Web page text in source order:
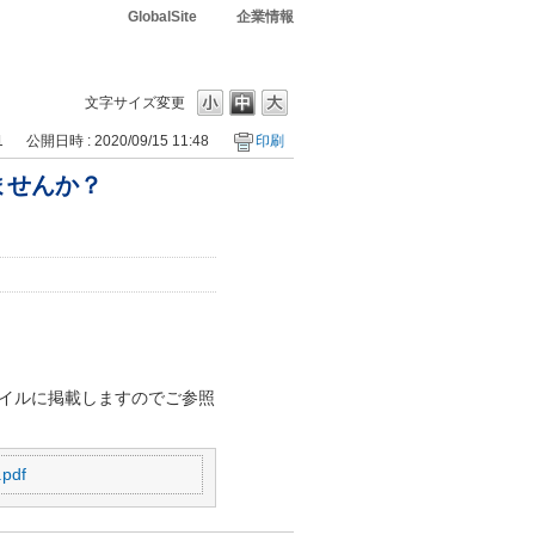
GlobalSite 企業情報
文字サイズ変更
公開日時 : 2020/09/15 11:48 印刷
んか？
ルに掲載しますのでご参照